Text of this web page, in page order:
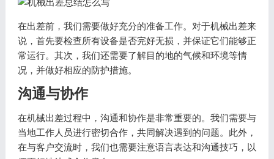
在出差前，我们需要做好充分的准备工作。对于机械出差来
说，首先要检查所有设备是否完好无损，并保证它们能够正
常运行。其次，我们还需要了解目的地的气候和环境等情
况，并做好相应的防护措施。
沟通与协作
在机械出差过程中，沟通和协作是非常重要的。我们需要与
当地工作人员进行密切合作，共同解决遇到的问题。此外，
在与客户交流时，我们也需要注意语言表达和沟通技巧，以